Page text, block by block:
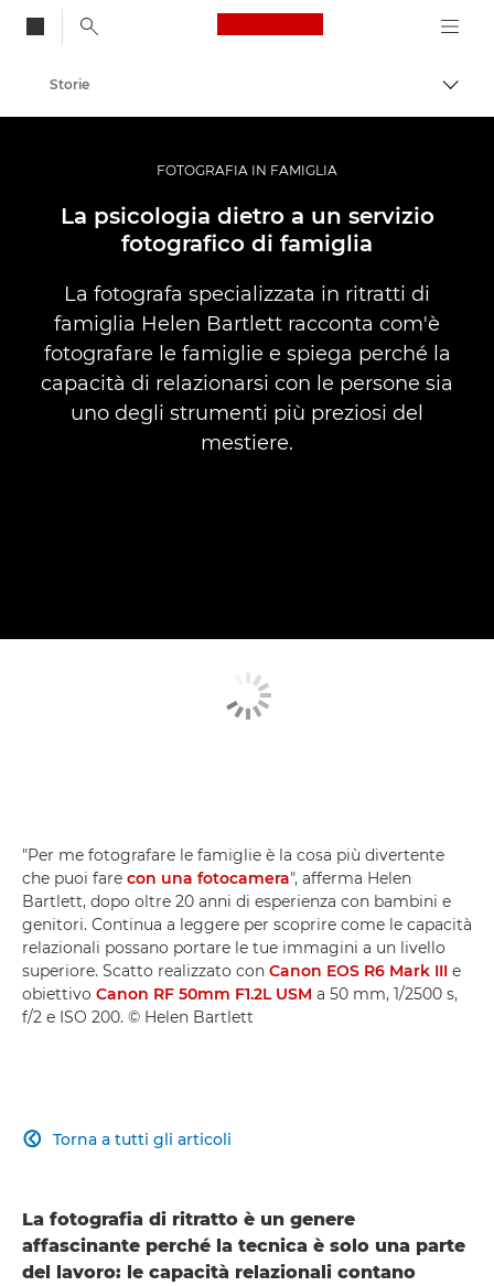
Canon Logo, back
Fotografia e video professionali
Storie
FOTOGRAFIA IN FAMIGLIA
La psicologia dietro a un servizio
fotografico di famiglia
La fotografa specializzata in ritratti di
famiglia Helen Bartlett racconta com'è
fotografare le famiglie e spiega perché la
capacità di relazionarsi con le persone sia
uno degli strumenti più preziosi del
mestiere.
"Per me fotografare le famiglie è la cosa più divertente
che puoi fare con una fotocamera", afferma Helen
Bartlett, dopo oltre 20 anni di esperienza con bambini e
genitori. Continua a leggere per scoprire come le capacità
relazionali possano portare le tue immagini a un livello
superiore. Scatto realizzato con Canon EOS R6 Mark III e
obiettivo Canon RF 50mm F1.2L USM a 50 mm, 1/2500 s,
f/2 e ISO 200. © Helen Bartlett
Torna a tutti gli articoli

La fotografia di ritratto è un genere
affascinante perché la tecnica è solo una parte
del lavoro: le capacità relazionali contano